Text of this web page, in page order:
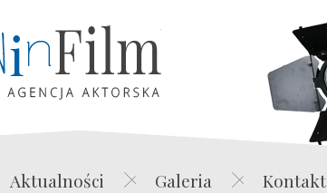
Edwin Film Agencja Aktorska
Aktualności Galeria Kontakt